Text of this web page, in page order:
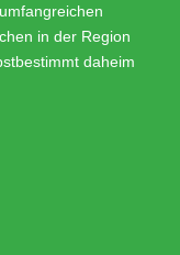
in der Region
daheim